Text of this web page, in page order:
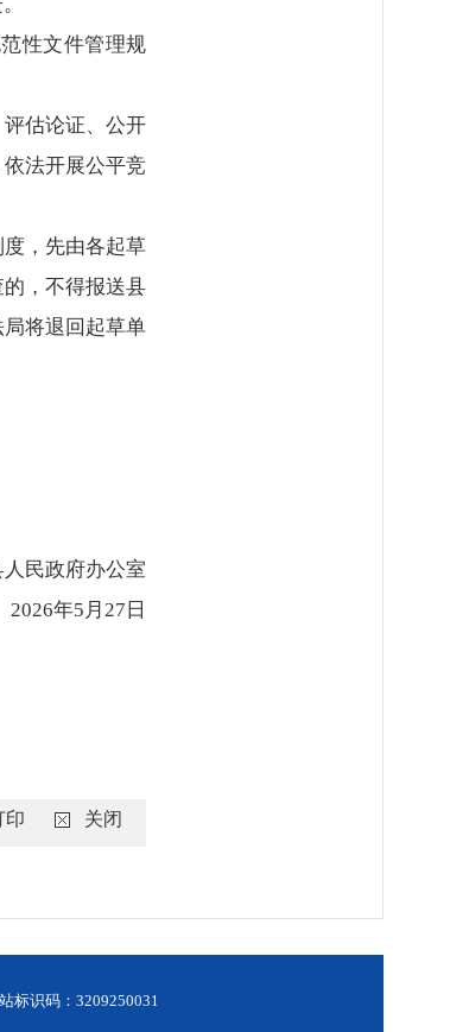
性文件管理规
估论证、公开
法开展公平竞
，先由各起草
，不得报送县
将退回起草单
民政府办公室
2026年5月27日
印 关闭
标识码：3209250031